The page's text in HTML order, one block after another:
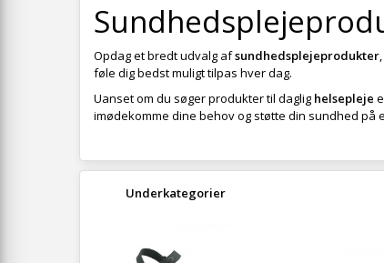
Opdag et bredt udvalg afsundhedsplejeprodukter
føle dig bedst muligt tilpas hver dag.
Uanset om du søger produkter til daglig helsepleje
imødekomme dine behov og støtte din sundhed på
Underkategorier